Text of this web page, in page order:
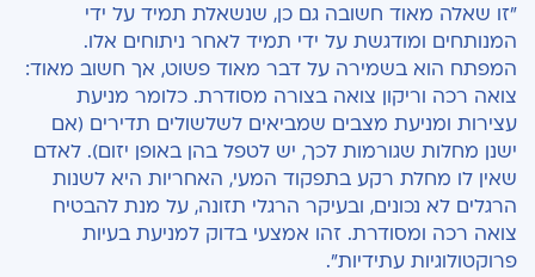
"זו שאלה מאוד חשובה גם כן, שנשאלת תמיד על ידי
המנותחים ומודגשת על ידי תמיד לאחר ניתוחים אלו.
המפתח הוא בשמירה על דבר מאוד פשוט, אך חשוב מאוד:
צואה רכה וריקון צואה בצורה מסודרת. כלומר מניעת
עצירות ומניעת מצבים שמביאים לשלשולים תדירים (אם
ישנן מחלות שגורמות לכך, יש לטפל בהן באופן יזום). לאדם
שאין לו מחלת רקע בתפקוד המעי, האחריות היא לשנות
הרגלים לא נכונים, ובעיקר הרגלי תזונה, על מנת להבטיח
צואה רכה ומסודרת. זהו אמצעי בדוק למניעת בעיות
פרוקטולוגיות עתידיות".